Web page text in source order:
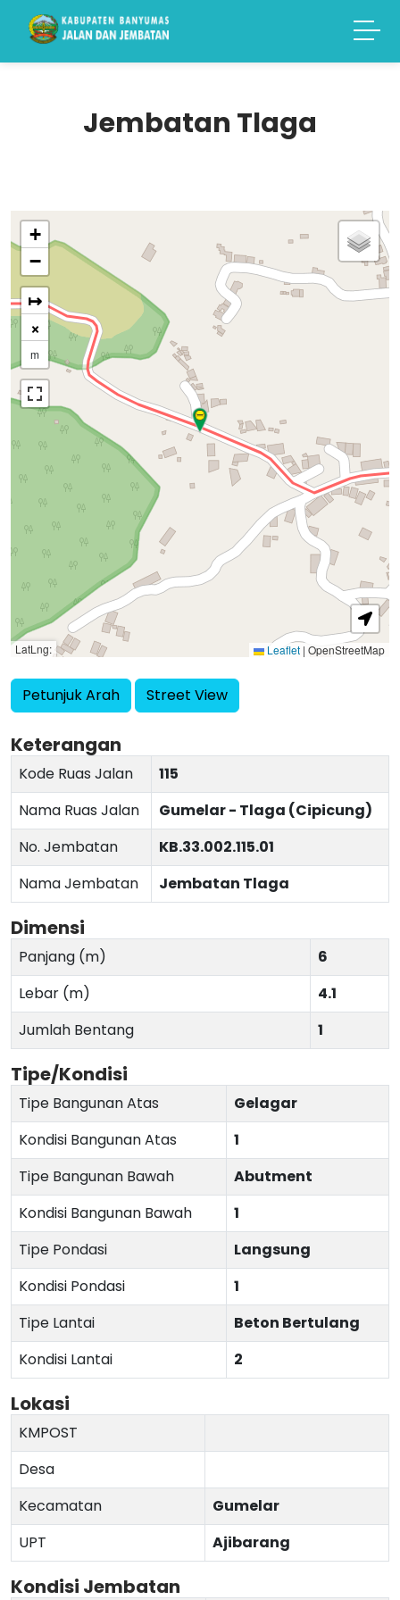
Jembatan Tlaga
+
−
↦
×
m
LatLng: Leaflet | OpenStreetMap
Petunjuk Arah Street View
Keterangan
Kode Ruas Jalan
115
Nama Ruas Jalan
Gumelar - Tlaga (Cipicung)
No. Jembatan
KB.33.002.115.01
Nama Jembatan
Jembatan Tlaga
Dimensi
Panjang (m)
6
Lebar (m)
4.1
Jumlah Bentang
1
Tipe/Kondisi
Tipe Bangunan Atas
Gelagar
Kondisi Bangunan Atas
1
Tipe Bangunan Bawah
Abutment
Kondisi Bangunan Bawah
1
Tipe Pondasi
Langsung
Kondisi Pondasi
1
Tipe Lantai
Beton Bertulang
Kondisi Lantai
2
Lokasi
KMPOST
Desa
Kecamatan
Gumelar
UPT
Ajibarang
Kondisi Jembatan